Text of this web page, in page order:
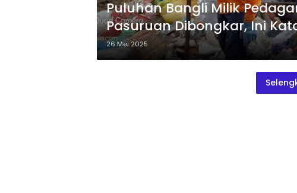
Puluhan Bangli Milik
Pasuruan Dibongkar, Ini
26 Mei 2025